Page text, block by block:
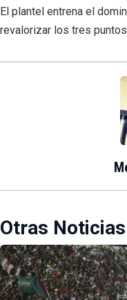
El plantel entrena el
revalorizar los tres
Otras Noticias